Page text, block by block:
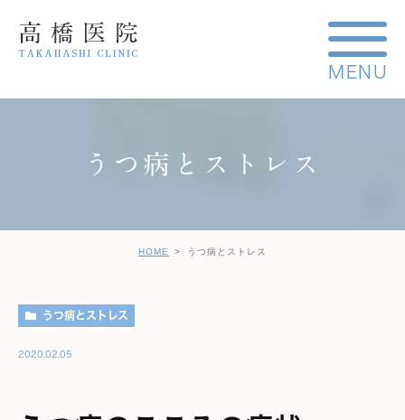
うつ病とストレス
HOME うつ病とストレス
うつ病とストレス
2020.02.05